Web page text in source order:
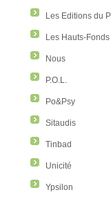
Les Editions du
Les Hauts-Fonds
Nous
P.O.L.
Po&Psy
Sitaudis
Tinbad
Unicité
Ypsilon